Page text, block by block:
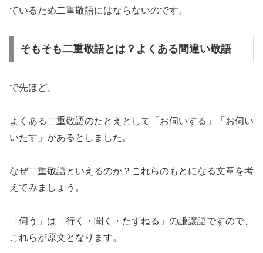
ているため二重敬語にはならないのです。
そもそも二重敬語とは？よくある間違い敬語
で先ほど、
よくある二重敬語のたとえとして「お伺いする」「お伺い
いたす」があるとしました。
なぜ二重敬語といえるのか？これらのもとになる文章を考
えてみましょう。
「伺う」は「行く・聞く・たずねる」の謙譲語ですので、
これらが原文となります。